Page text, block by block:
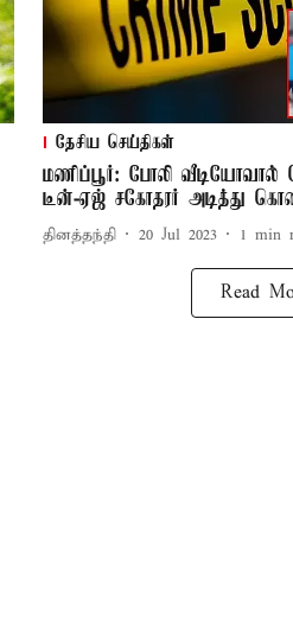
தேசிய செய்திகள்
மணிப்பூர்: போலி வீடியோவால்
டீன்-ஏஜ் சகோதரர் அடித்து
தினத்தந்தி 20 Jul 2023 1 min
Read